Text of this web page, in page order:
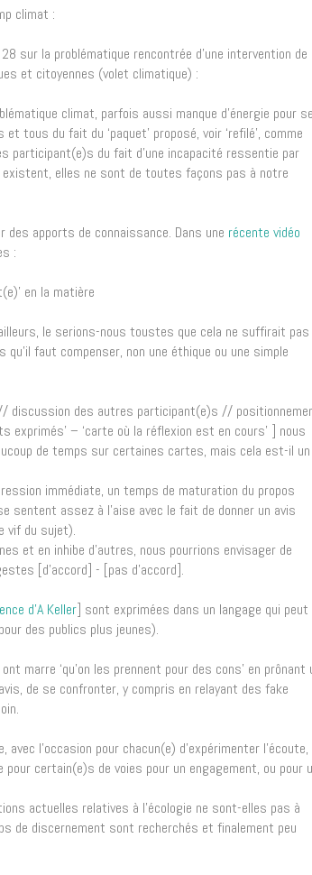
climat :
sur la problématique rencontrée d’une intervention de
et citoyennes (volet climatique) :
climat, parfois aussi manque d’énergie pour se
du fait du ‘paquet’ proposé, voir ‘refilé’, comme
participant(e)s du fait d’une incapacité ressentie par
elles ne sont de toutes façons pas à notre
apports de connaissance. Dans une récente vidéo
:
en la matière
le serions-nous toustes que cela ne suffirait pas
faut compenser, non une éthique ou une simple
discussion des autres participant(e)s //
exprimés’ – ‘carte où la réflexion est en cours’ ] nous
de temps sur certaines cartes, mais cela est-il un
immédiate, un temps de maturation du propos
assez à l’aise avec le fait de donner un avis
vif du sujet).
et en inhibe d’autres, nous pourrions envisager de
[d’accord] - [pas d’accord].
d’A Keller] sont exprimées dans un langage qui peut
des publics plus jeunes).
marre ‘qu’on les prennent pour des cons’ en prônant
de se confronter, y compris en relayant des fake
l’occasion pour chacun(e) d’expérimenter l’écoute,
certain(e)s de voies pour un engagement, ou pour
actuelles relatives à l’écologie ne sont-elles pas à
de discernement sont recherchés et finalement peu